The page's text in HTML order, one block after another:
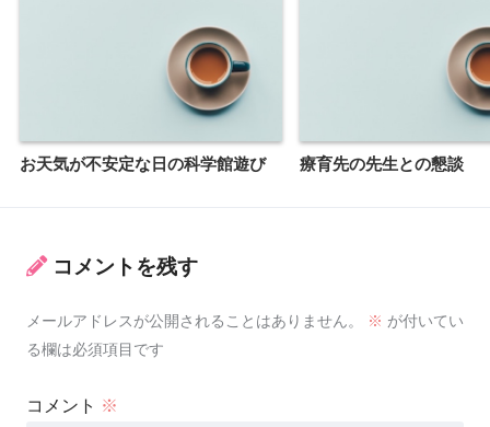
お天気が不安定な日の科学館遊び 療育先の先生との懇談
コメントを残す
メールアドレスが公開されることはありません。 ※ が付いてい
る欄は必須項目です
コメント ※